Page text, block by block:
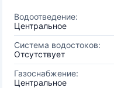
Водоотведение:
Центральное
Система водостоков:
Отсутствует
Газоснабжение:
Центральное